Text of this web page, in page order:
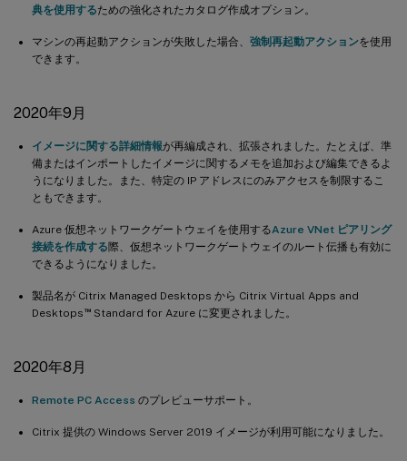
典を使用するための強化されたカタログ作成オプション。
マシンの再起動アクションが失敗した場合、 強制再起動アクションを使用
できます。
2020年9月
イメージに関する詳細情報が再編成され、拡張されました。たとえば、準
備またはインポートしたイメージに関するメモを追加および編集できるよ
うになりました。また、特定の IP アドレスにのみアクセスを制限するこ
ともできます。
Azure 仮想ネットワークゲートウェイを使用するAzure VNet ピアリング
接続を作成する際、仮想ネットワークゲートウェイのルート伝播も有効に
できるようになりました。
製品名が Citrix Managed Desktops から Citrix Virtual Apps and
Desktops ™Standard for Azure に変更されました。
2020年8月
Remote PC Access のプレビューサポート。
Citrix 提供の Windows Server 2019 イメージが利用可能になりました。